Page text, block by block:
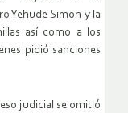
Yehude Simon y la
así como a los
pidió sanciones
judicial se omitió